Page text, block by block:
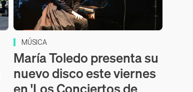
MÚSICA
María Toledo presenta su
nuevo disco este viernes